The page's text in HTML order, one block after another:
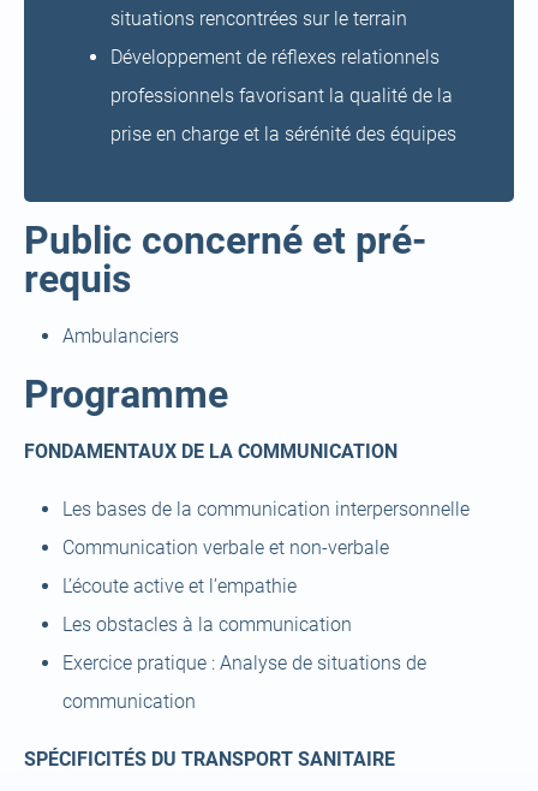
situations rencontrées sur le terrain
Développement de réflexes relationnels
professionnels favorisant la qualité de la
prise en charge et la sérénité des équipes
Public concerné et pré-
requis
Ambulanciers
Programme
FONDAMENTAUX DE LA COMMUNICATION
Les bases de la communication interpersonnelle
Communication verbale et non-verbale
L’écoute active et l’empathie
Les obstacles à la communication
Exercice pratique : Analyse de situations de
communication
SPÉCIFICITÉS DU TRANSPORT SANITAIRE